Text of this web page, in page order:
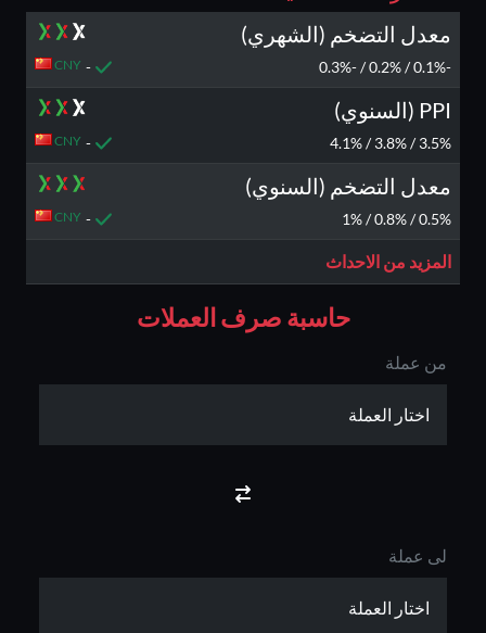
معدل التضخم (الشهري)
-0.1% / 0.2% / -0.3%
-
CNY
PPI (السنوي)
3.5% / 3.8% / 4.1%
-
CNY
معدل التضخم (السنوي)
0.5% / 0.8% / 1%
-
CNY
المزيد من الاحداث
حاسبة صرف العملات
من عملة
لى عملة